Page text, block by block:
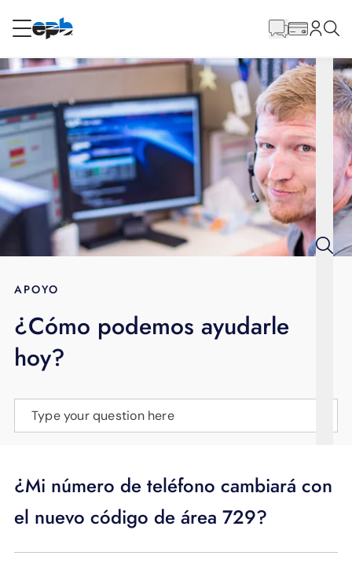
RESIDENCIAL
Internet
Energía
Televisión
BLOG
APOYO
principal
APOYO
¿Cómo podemos ayudarle
hoy?
Type your question here
¿Mi número de teléfono cambiará con
el nuevo código de área 729?